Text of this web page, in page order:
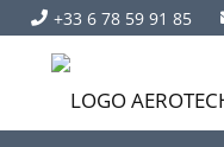
+33 6 78 59 91 85